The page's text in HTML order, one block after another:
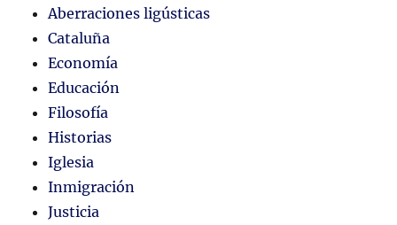
Aberraciones ligústicas
Cataluña
Economía
Educación
Filosofía
Historias
Iglesia
Inmigración
Justicia